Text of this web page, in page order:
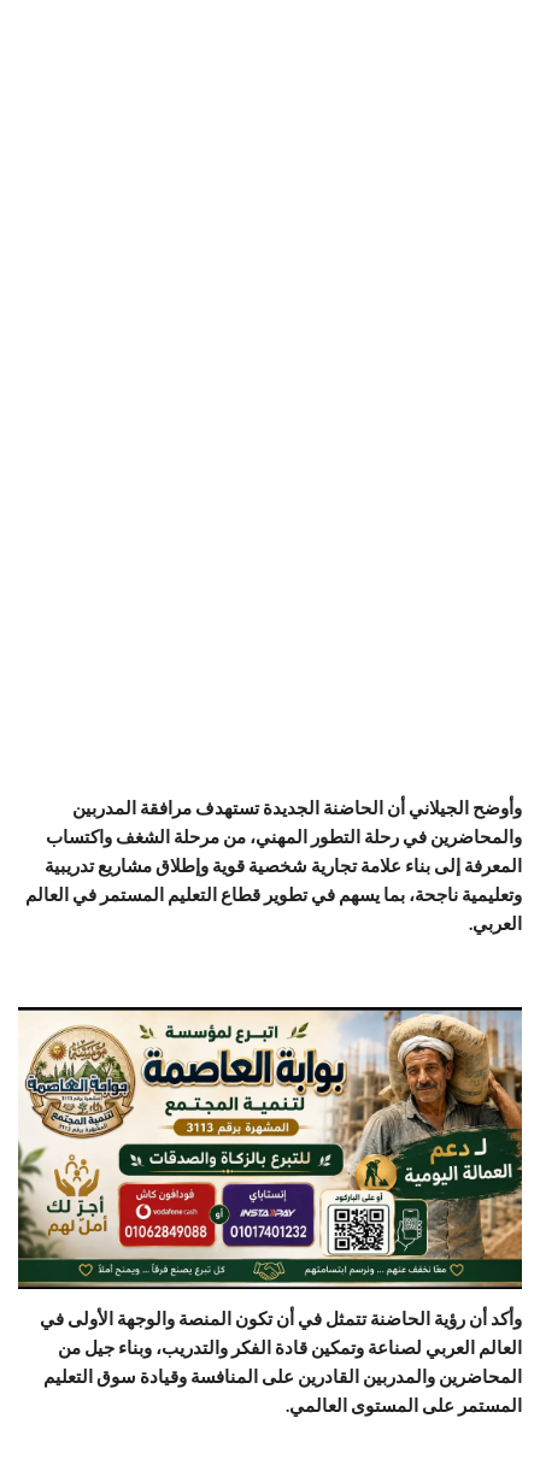
وأوضح الجيلاني أن الحاضنة الجديدة تستهدف مرافقة المدربين
والمحاضرين في رحلة التطور المهني، من مرحلة الشغف واكتساب
المعرفة إلى بناء علامة تجارية شخصية قوية وإطلاق مشاريع تدريبية
وتعليمية ناجحة، بما يسهم في تطوير قطاع التعليم المستمر في العالم
العربي.
وأكد أن رؤية الحاضنة تتمثل في أن تكون المنصة والوجهة الأولى في
العالم العربي لصناعة وتمكين قادة الفكر والتدريب، وبناء جيل من
المحاضرين والمدربين القادرين على المنافسة وقيادة سوق التعليم
المستمر على المستوى العالمي.